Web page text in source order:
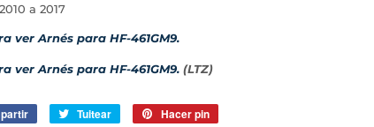
a 2017
ver Arnés para HF-461GM9.
ver Arnés para HF-461GM9. (LTZ)
CompartirTuitear
Tuitear Hacer pin